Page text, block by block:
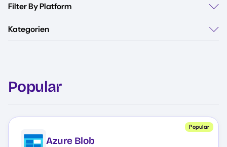
Filter By Platform
Alle
Google Cloud
Nutanix
Kategorien
Cloud Native Services
DevOps
Popular
Popular
Azure Blob